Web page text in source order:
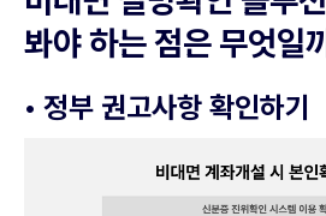
봐야 하는 점은 무엇일
• 정부 권고사항 확인하기